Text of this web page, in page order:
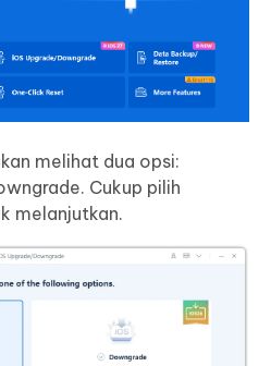
melihat dua opsi:
Cukup pilih
melanjutkan.